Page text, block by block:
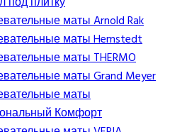
маты Arnold Rak
маты Hemstedt
маты THERMO
маты Grand Meyer
маты
Комфорт